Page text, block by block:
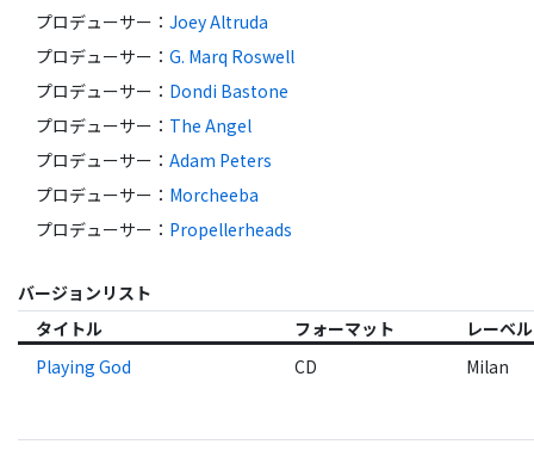
プロデューサー ： Joey Altruda
プロデューサー ： G. Marq Roswell
プロデューサー ： Dondi Bastone
プロデューサー ： The Angel
プロデューサー ： Adam Peters
プロデューサー ： Morcheeba
プロデューサー ： Propellerheads
バージョンリスト
タイトル
フォーマット レーベル
Playing God
CD Milan